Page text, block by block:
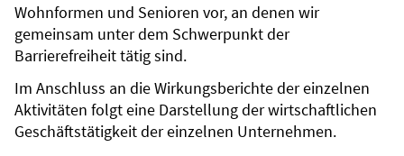
Wohnformen und Senioren vor, an denen wir
gemeinsam unter dem Schwerpunkt der
Barrierefreiheit tätig sind.
Im Anschluss an die Wirkungsberichte der einzelnen
Aktivitäten folgt eine Darstellung der wirtschaftlichen
Geschäftstätigkeit der einzelnen Unternehmen.